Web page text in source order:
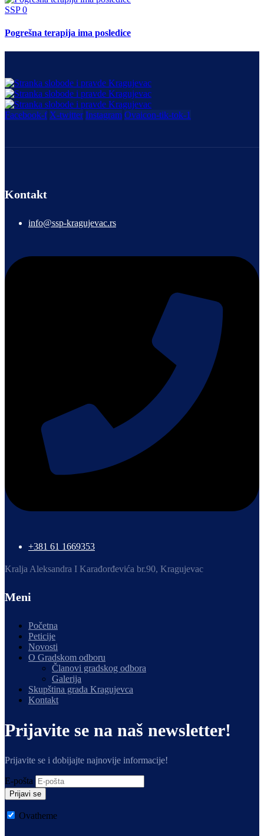
SSP0
Pogrešna terapija ima posledice
Facebook-f X-twitter Instagram Ovaicon-tik-tok-1
Kontakt
info@ssp-kragujevac.rs
+381 61 1669353
Kralja Aleksandra I Karađorđevića br.90, Kragujevac
Meni
Početna
Peticije
Novosti
O Gradskom odboru
Članovi gradskog odbora
Galerija
Skupština grada Kragujevca
Kontakt
Prijavite se na naš newsletter!
Prijavite se i dobijajte najnovije informacije!
E-pošta
Prijavi se
Ovatheme